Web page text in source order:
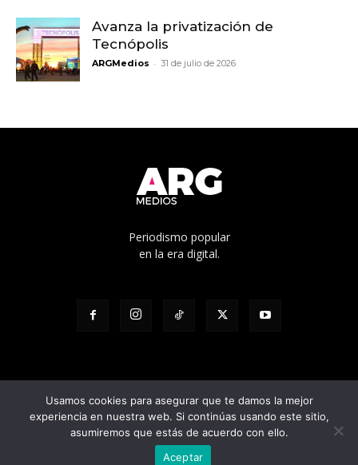
Avanza la privatización de
Tecnópolis
ARGMedios - 31 de julio de 2026
Periodismo popular
en la era digital.
© Edicíón N° 1136 - Propietario: Cooperativa de trabajo Pacha Ltda. -
Director responsable: Julian Pilatti - Calle 5 1528, La Plata, Buenos Aires
- Registro D.N.D.A Nº RL-2023-95604808-APN-DNDA#MJ
Usamos cookies para asegurar que te damos la mejor
experiencia en nuestra web. Si continúas usando este sitio,
asumiremos que estás de acuerdo con ello.
Aceptar